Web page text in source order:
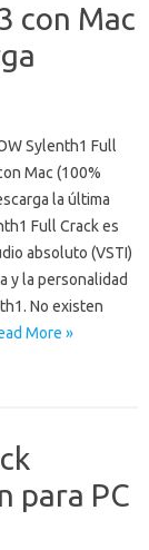
con Mac
Sylenth1 Full
Mac (100%
la última
Full Crack es
absoluto (VSTI)
y la personalidad
No existen
More »
para PC